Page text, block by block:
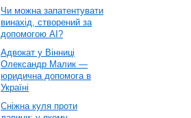
Чи можна запатентувати
винахід, створений за
допомогою AI?
Адвокат у Вінниці
Олександр Малик —
юридична допомога в
Україні
Сніжна куля проти